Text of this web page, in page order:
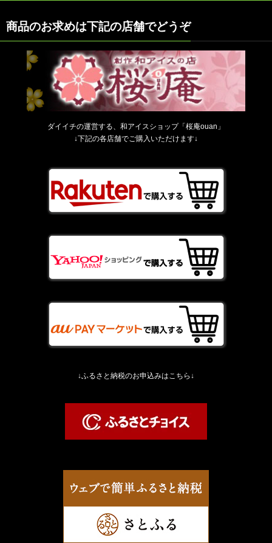
商品のお求めは下記の店舗でどうぞ
ダイイチの運営する、和アイスショップ「桜庵ouan」
↓下記の各店舗でご購入いただけます↓
↓ふるさと納税のお申込みはこちら↓